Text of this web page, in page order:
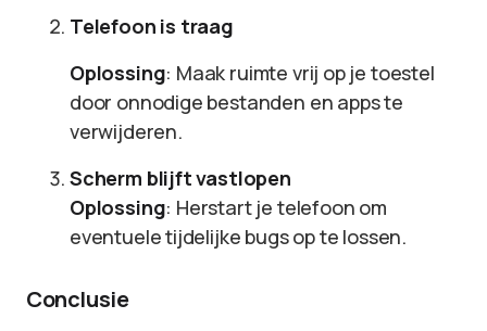
Telefoon is traag
Oplossing: Maak ruimte vrij op je toestel
door onnodige bestanden en apps te
verwijderen.
Scherm blijft vastlopen
Oplossing: Herstart je telefoon om
eventuele tijdelijke bugs op te lossen.
Conclusie